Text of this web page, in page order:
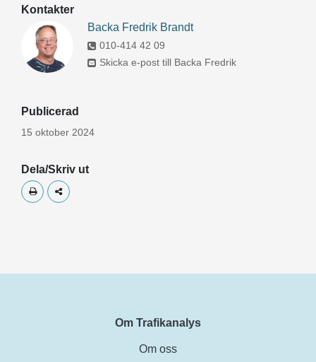
Kontakter
Backa Fredrik Brandt
010-414 42 09
Skicka e-post till Backa Fredrik
Publicerad
15 oktober 2024
Dela/Skriv ut
Skriv utDela
Om Trafikanalys
Om oss